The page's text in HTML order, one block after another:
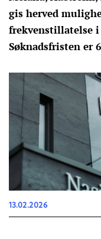
gis herved
frekvenstillatelse
Søknadsfristen er
13.02.2026